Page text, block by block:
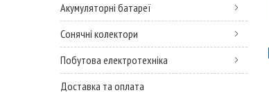
Акумуляторні батареї
Сонячні колектори
Побутова електротехніка
Доставка та оплата